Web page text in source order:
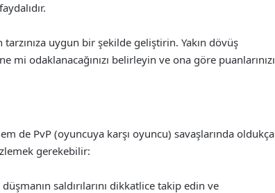
uygun bir şekilde geliştirin. Yakın dövüş
mi odaklanacağınızı belirleyin ve ona göre puanlarınızı
de PvP (oyuncuya karşı oyuncu) savaşlarında oldukça
gerekebilir:
saldırılarını dikkatlice takip edin ve